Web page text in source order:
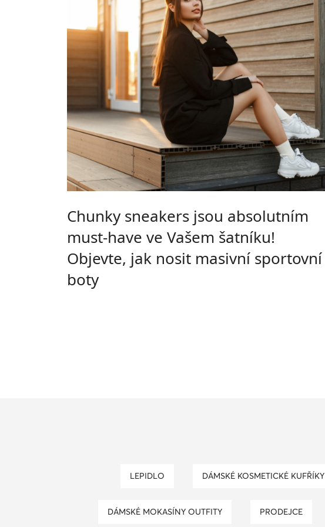
Chunky sneakers jsou absolutním
must-have ve Vašem šatníku!
Objevte, jak nosit masivní sportovní
boty
LEPIDLO DÁMSKÉ KOSMETICKÉ KUFŘÍKY
DÁMSKÉ MOKASÍNY OUTFITY PRODEJCE